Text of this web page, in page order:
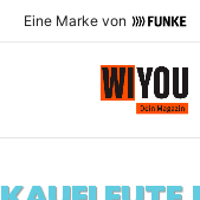
Eine Marke von